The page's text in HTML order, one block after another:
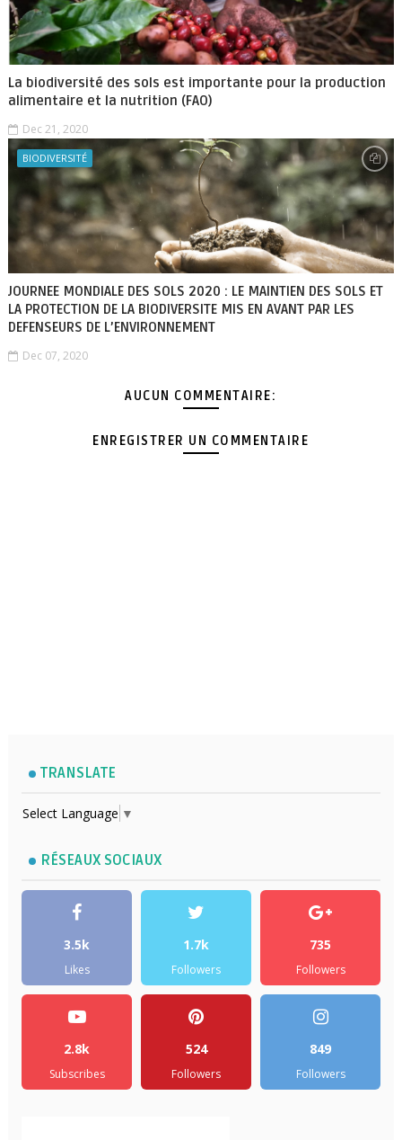
La biodiversité des sols est importante pour la production
alimentaire et la nutrition (FAO)
Dec 21, 2020
BIODIVERSITÉ
JOURNEE MONDIALE DES SOLS 2020 : LE MAINTIEN DES SOLS ET
LA PROTECTION DE LA BIODIVERSITE MIS EN AVANT PAR LES
DEFENSEURS DE L’ENVIRONNEMENT
Dec 07, 2020
AUCUN COMMENTAIRE:
ENREGISTRER UN COMMENTAIRE
TRANSLATE
Select Language ▼
RÉSEAUX SOCIAUX
3.5k
Likes
1.7k
Followers
735
Followers
2.8k
Subscribes
524
Followers
849
Followers